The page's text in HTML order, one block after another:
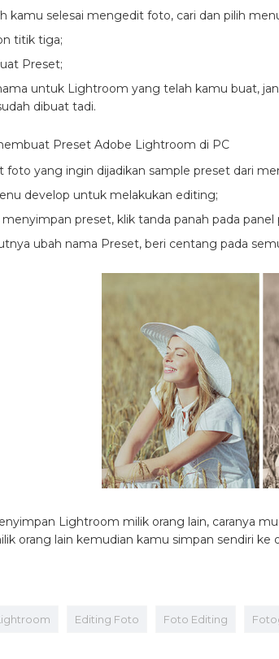
kamu selesai mengedit foto, cari dan pilih
titik tiga;
Preset;
untuk Lightroom yang telah kamu buat,
dibuat tadi.
Preset Adobe Lightroom di PC
foto yang ingin dijadikan sample preset dari
develop untuk melakukan editing;
preset, klik tanda panah pada
ubah nama Preset, beri centang pada
Lightroom milik orang lain, caranya
orang lain kemudian kamu simpan sendiri ke
Editing Foto Foto Editing